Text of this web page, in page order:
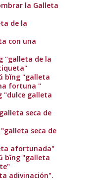
la Galleta
de la
con una
"galleta de la
bǐng "galleta
fortuna "
"dulce galleta
seca de
seca de
afortunada"
bǐng "galleta
adivinación".